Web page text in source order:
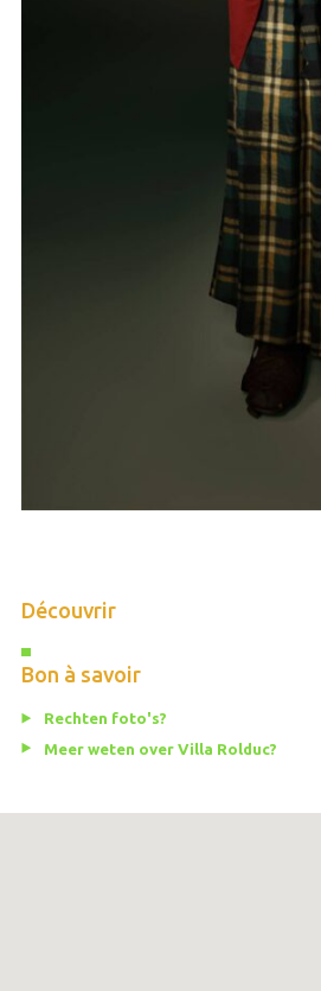
Découvrir
Bon à savoir
Rechten foto's?
Meer weten over Villa Rolduc?